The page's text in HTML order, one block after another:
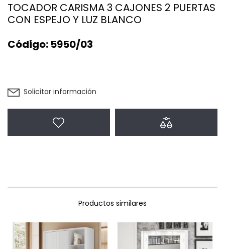
TOCADOR CARISMA 3 CAJONES 2 PUERTAS
CON ESPEJO Y LUZ BLANCO
Código: 5950/03
Solicitar información
Productos similares